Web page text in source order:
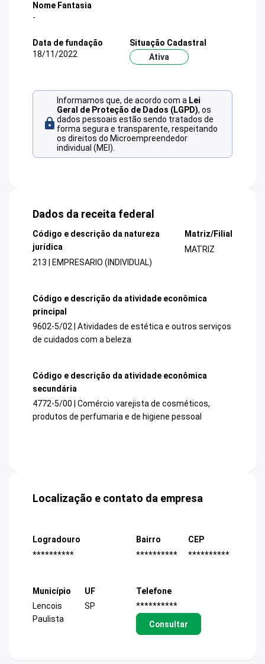
Nome Fantasia
-
Data de fundação
18/11/2022
Situação Cadastral
Ativa
Informamos que, de acordo com a Lei
Geral de Proteção de Dados (LGPD), os
dados pessoais estão sendo tratados de
forma segura e transparente, respeitando
os direitos do Microempreendedor
individual (MEI).
Dados da receita federal
Código e descrição da natureza
jurídica
213 | EMPRESARIO (INDIVIDUAL)
Matriz/Filial
MATRIZ
Código e descrição da atividade econômica
principal
9602-5/02 | Atividades de estética e outros serviços
de cuidados com a beleza
Código e descrição da atividade econômica
secundária
4772-5/00 | Comércio varejista de cosméticos,
produtos de perfumaria e de higiene pessoal
Localização e contato da empresa
Logradouro
**********
Bairro
**********
CEP
**********
Município
Lencois
Paulista
UF
SP
Telefone
**********
Consultar